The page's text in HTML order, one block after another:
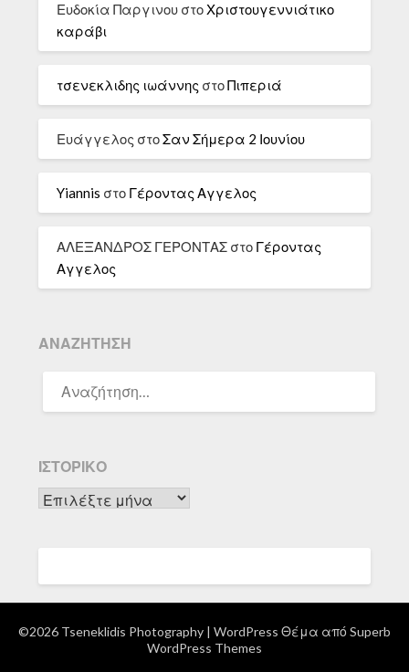
Ευδοκία Παργινου στοΧριστουγεννιάτικο
καράβι
τσενεκλιδης ιωάννης στοΠιπεριά
Ευάγγελος στοΣαν Σήμερα 2 Ιουνίου
Yiannis στο Γέροντας Αγγελος
ΑΛΕΞΑΝΔΡΟΣ ΓΕΡΟΝΤΑΣ στο Γέροντας
Αγγελος
ΑΝΑΖΉΤΗΣΗ
ΓΙΑ:
ΙΣΤΟΡΙΚΌ
Ιστορικό
©2026 Tseneklidis Photography | WordPress Θέμα από Superb
WordPress Themes